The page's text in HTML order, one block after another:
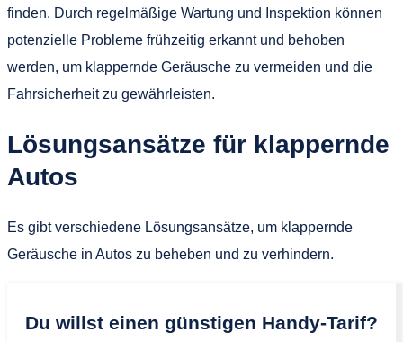
finden. Durch regelmäßige Wartung und Inspektion können
potenzielle Probleme frühzeitig erkannt und behoben
werden, um klappernde Geräusche zu vermeiden und die
Fahrsicherheit zu gewährleisten.
Lösungsansätze für klappernde
Autos
Es gibt verschiedene Lösungsansätze, um klappernde
Geräusche in Autos zu beheben und zu verhindern.
Du willst einen günstigen Handy-Tarif?